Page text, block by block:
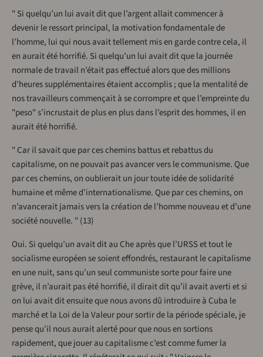
" Si quelqu’un lui avait dit que l’argent allait commencer à
devenir le ressort principal, la motivation fondamentale de
l’homme, lui qui nous avait tellement mis en garde contre cela, il
en aurait été horrifié. Si quelqu’un lui avait dit que la journée
normale de travail n’était pas effectué alors que des millions
d’heures supplémentaires étaient accomplis ; que la mentalité de
nos travailleurs commençait à se corrompre et que l’empreinte du
"peso" s’incrustait de plus en plus dans l’esprit des hommes, il en
aurait été horrifié.
" Car il savait que par ces chemins battus et rebattus du
capitalisme, on ne pouvait pas avancer vers le communisme. Que
par ces chemins, on oublierait un jour toute idée de solidarité
humaine et même d’internationalisme. Que par ces chemins, on
n’avancerait jamais vers la création de l’homme nouveau et d’une
société nouvelle. " (13)
Oui. Si quelqu’un avait dit au Che après que l’URSS et tout le
socialisme européen se soient effondrés, restaurant le capitalisme
en une nuit, sans qu’un seul communiste sorte pour faire une
grève, il n’aurait pas été horrifié, il dirait dit qu’il avait averti et si
on lui avait dit ensuite que nous avons dû introduire à Cuba le
marché et la Loi de la Valeur pour sortir de la période spéciale, je
pense qu’il nous aurait alerté pour que nous en sortions
rapidement, que jouer au capitalisme c’est comme fumer la